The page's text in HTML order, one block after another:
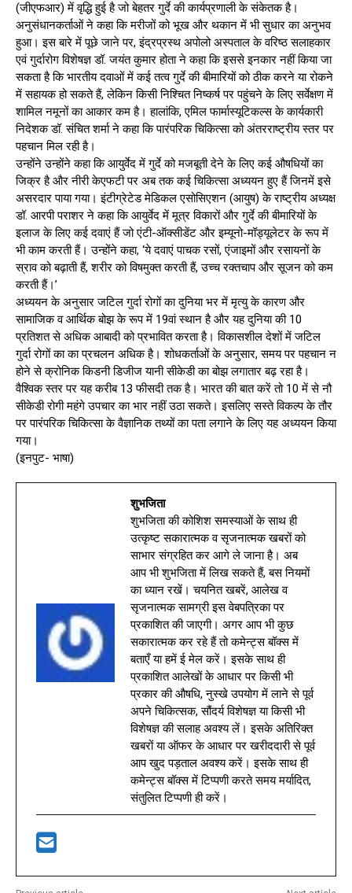
(जीएफआर) में वृद्धि हुई है जो बेहतर गुर्दे की कार्यप्रणाली के संकेतक है।
अनुसंधानकर्ताओं ने कहा कि मरीजों को भूख और थकान में भी सुधार का अनुभव
हुआ। इस बारे में पूछे जाने पर, इंद्रप्रस्थ अपोलो अस्पताल के वरिष्ठ सलाहकार
एवं गुर्दारोग विशेषज्ञ डॉ. जयंत कुमार होता ने कहा कि इससे इनकार नहीं किया जा
सकता है कि भारतीय दवाओं में कई तत्व गुर्दे की बीमारियों को ठीक करने या रोकने
में सहायक हो सकते हैं, लेकिन किसी निश्चित निष्कर्ष पर पहुंचने के लिए सर्वेक्षण में
शामिल नमूनों का आकार कम है। हालांकि, एमिल फार्मास्यूटिकल्स के कार्यकारी
निदेशक डॉ. संचित शर्मा ने कहा कि पारंपरिक चिकित्सा को अंतरराष्ट्रीय स्तर पर
पहचान मिल रही है।
उन्होंने उन्होंने कहा कि आयुर्वेद में गुर्दे को मजबूती देने के लिए कई औषधियों का
जिक्र है और नीरी केएफटी पर अब तक कई चिकित्सा अध्ययन हुए हैं जिनमें इसे
असरदार पाया गया। इंटीग्रेटेड मेडिकल एसोसिएशन (आयुष) के राष्ट्रीय अध्यक्ष
डॉ. आरपी पराशर ने कहा कि आयुर्वेद में मूत्र विकारों और गुर्दे की बीमारियों के
इलाज के लिए कई दवाएं हैं जो एंटी-ऑक्सीडेंट और इम्यूनो-मॉड्यूलेटर के रूप में
भी काम करती हैं। उन्होंने कहा, ‘ये दवाएं पाचक रसों, एंजाइमों और रसायनों के
स्राव को बढ़ाती हैं, शरीर को विषमुक्त करती हैं, उच्च रक्तचाप और सूजन को कम
करती हैं।’
अध्ययन के अनुसार जटिल गुर्दा रोगों का दुनिया भर में मृत्यु के कारण और
सामाजिक व आर्थिक बोझ के रूप में 19वां स्थान है और यह दुनिया की 10
प्रतिशत से अधिक आबादी को प्रभावित करता है। विकासशील देशों में जटिल
गुर्दा रोगों का का प्रचलन अधिक है। शोधकर्ताओं के अनुसार, समय पर पहचान न
होने से क्रोनिक किडनी डिजीज यानी सीकेडी का बोझ लगातार बढ़ रहा है।
वैश्विक स्तर पर यह करीब 13 फीसदी तक है। भारत की बात करें तो 10 में से नौ
सीकेडी रोगी महंगे उपचार का भार नहीं उठा सकते। इसलिए सस्ते विकल्प के तौर
पर पारंपरिक चिकित्सा के वैज्ञानिक तथ्यों का पता लगाने के लिए यह अध्ययन किया
गया।
(इनपुट- भाषा)
शुभजिता
शुभजिता की कोशिश समस्याओं के साथ ही
उत्कृष्ट सकारात्मक व सृजनात्मक खबरों को
साभार संग्रहित कर आगे ले जाना है। अब
आप भी शुभजिता में लिख सकते हैं, बस नियमों
का ध्यान रखें। चयनित खबरें, आलेख व
सृजनात्मक सामग्री इस वेबपत्रिका पर
प्रकाशित की जाएगी। अगर आप भी कुछ
सकारात्मक कर रहे हैं तो कमेन्ट्स बॉक्स में
बताएँ या हमें ई मेल करें। इसके साथ ही
प्रकाशित आलेखों के आधार पर किसी भी
प्रकार की औषधि, नुस्खे उपयोग में लाने से पूर्व
अपने चिकित्सक, सौंदर्य विशेषज्ञ या किसी भी
विशेषज्ञ की सलाह अवश्य लें। इसके अतिरिक्त
खबरों या ऑफर के आधार पर खरीददारी से पूर्व
आप खुद पड़ताल अवश्य करें। इसके साथ ही
कमेन्ट्स बॉक्स में टिप्पणी करते समय मर्यादित,
संतुलित टिप्पणी ही करें।